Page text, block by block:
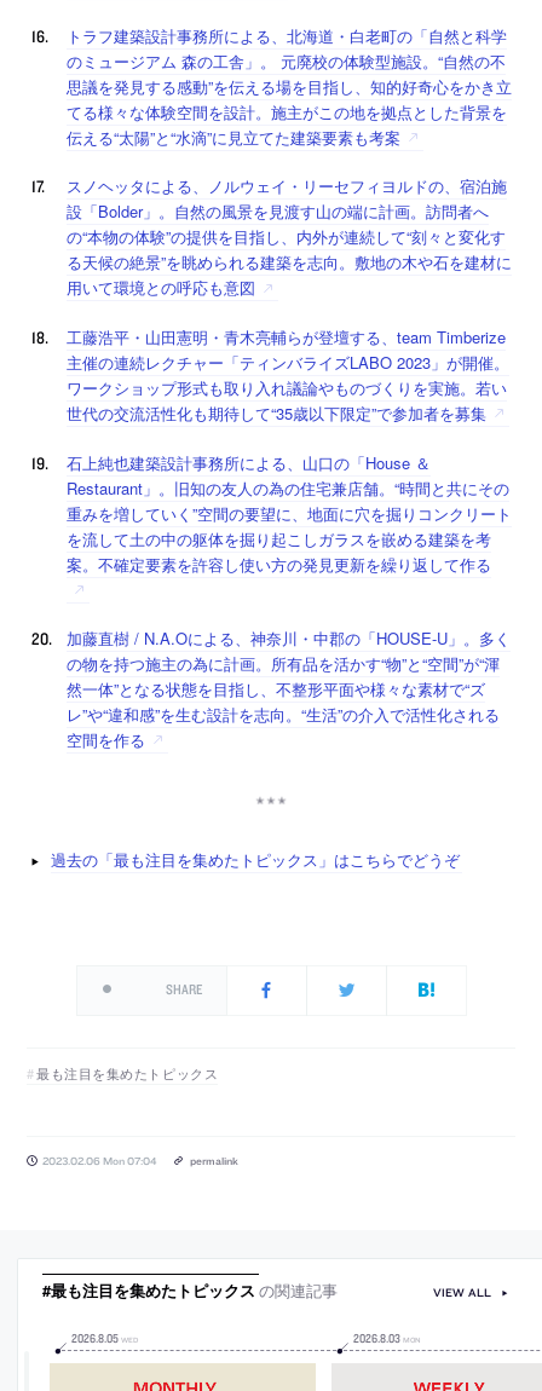
トラフ建築設計事務所による、北海道・白老町の「自然と科学
のミュージアム 森の工舎」。 元廃校の体験型施設。“自然の不
思議を発見する感動”を伝える場を目指し、知的好奇心をかき立
てる様々な体験空間を設計。施主がこの地を拠点とした背景を
伝える“太陽”と“水滴”に見立てた建築要素も考案
スノヘッタによる、ノルウェイ・リーセフィヨルドの、宿泊施
設「Bolder」。自然の風景を見渡す山の端に計画。訪問者へ
の“本物の体験”の提供を目指し、内外が連続して“刻々と変化す
る天候の絶景”を眺められる建築を志向。敷地の木や石を建材に
用いて環境との呼応も意図
工藤浩平・山田憲明・青木亮輔らが登壇する、team Timberize
主催の連続レクチャー「ティンバライズLABO 2023」が開催。
ワークショップ形式も取り入れ議論やものづくりを実施。若い
世代の交流活性化も期待して“35歳以下限定”で参加者を募集
石上純也建築設計事務所による、山口の「House ＆
Restaurant」。旧知の友人の為の住宅兼店舗。“時間と共にその
重みを増していく”空間の要望に、地面に穴を掘りコンクリート
を流して土の中の躯体を掘り起こしガラスを嵌める建築を考
案。不確定要素を許容し使い方の発見更新を繰り返して作る
加藤直樹 / N.A.Oによる、神奈川・中郡の「HOUSE-U」。多く
の物を持つ施主の為に計画。所有品を活かす“物”と“空間”が“渾
然一体”となる状態を目指し、不整形平面や様々な素材で“ズ
レ”や“違和感”を生む設計を志向。“生活”の介入で活性化される
空間を作る
過去の「最も注目を集めたトピックス」はこちらでどうぞ
SHARE
最も注目を集めたトピックス
2023.02.06 Mon 07:04 permalink
#最も注目を集めたトピックス の関連記事
2026.8.05 WED 2026.8.03 MON
VIEW ALL